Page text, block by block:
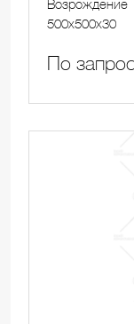
500x500x30
По